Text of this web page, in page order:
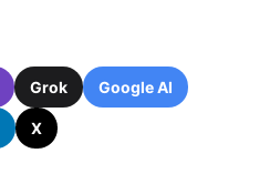
Grok Google AI
X